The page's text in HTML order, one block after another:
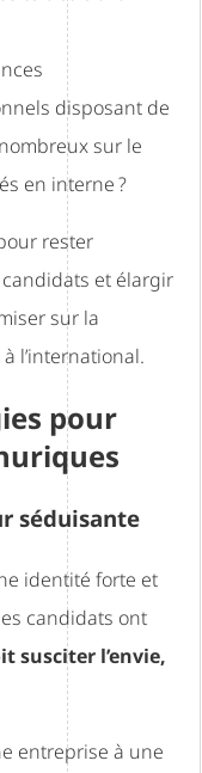
disposant de
sur le
en interne ?
rester
et élargir
sur la
l’international.
pour
séduisante
identité forte et
candidats ont
susciter l’envie,
entreprise à une